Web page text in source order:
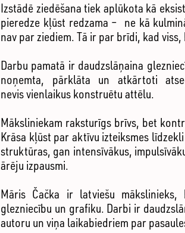
Izstādē ziedēšana tiek aplūkota kā
pieredze kļūst redzama – ne kā
nav par ziediem. Tā ir par brīdi, kad
Darbu pamatā ir daudzslāņaina
noņemta, pārklāta un atkārtoti
nevis vienlaikus konstruētu attēlu.
Māksliniekam raksturīgs brīvs, bet
Krāsa kļūst par aktīvu izteiksmes
struktūras, gan intensīvākus,
ārēju izpausmi.
Māris Čačka ir latviešu
glezniecību un grafiku. Darbi ir
autoru un viņa laikabiedriem par